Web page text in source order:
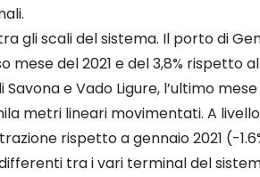
scali del sistema. Il porto di
del 2021 e del 3,8% rispetto al
e Vado Ligure, l’ultimo
metri lineari movimentati. A
rispetto a gennaio 2021 (-
tra i vari terminal del